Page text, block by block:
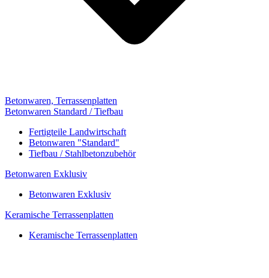
Betonwaren, Terrassenplatten
Betonwaren Standard / Tiefbau
Fertigteile Landwirtschaft
Betonwaren "Standard"
Tiefbau / Stahlbetonzubehör
Betonwaren Exklusiv
Betonwaren Exklusiv
Keramische Terrassenplatten
Keramische Terrassenplatten